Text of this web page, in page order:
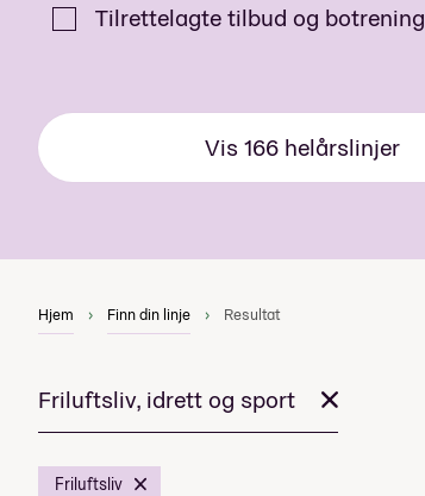
Tilrettelagte tilbud og botrening
Vis 166 helårslinjer
Hjem Finn din linje Resultat
Friluftsliv, idrett og sport
Friluftsliv